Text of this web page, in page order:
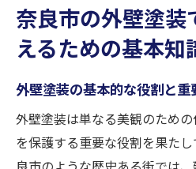
要性
地元の業者を選ぶ際の
注意点
外壁塗装の費用に影
奈良市の気候が外壁
奈良市の外壁塗装
えるための基本知
外壁塗装の基本的な役割と重
外壁塗装は単なる美観のため
を保護する重要な役割を果た